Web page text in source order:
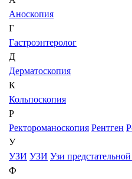
Аноскопия
Г
Гастроэнтеролог
Д
Дерматоскопия
К
Кольпоскопия
Р
Ректороманоскопия Рентген
У
УЗИ УЗИ Узи
Ф